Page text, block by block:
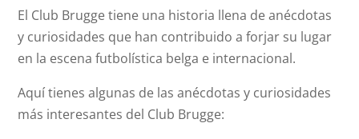
El Club Brugge tiene una historia llena de anécdotas
y curiosidades que han contribuido a forjar su lugar
en la escena futbolística belga e internacional.
Aquí tienes algunas de las anécdotas y curiosidades
más interesantes del Club Brugge: